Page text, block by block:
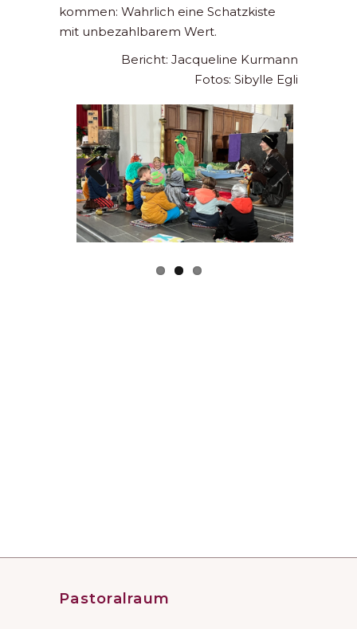
kommen: Wahrlich eine Schatzkiste
mit unbezahlbarem Wert.
Bericht: Jacqueline Kurmann
Fotos: Sibylle Egli
Previous Next
Pastoralraum